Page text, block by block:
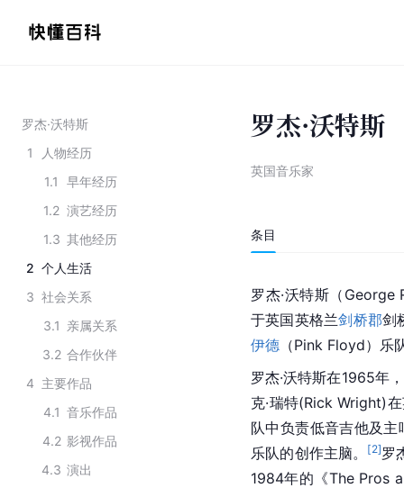
罗杰·沃特斯
1
人物经历
1.1
早年经历
1.2 演艺经历
1.3 其他经历
2 个人生活
3 社会关系
3.1 亲属关系
3.2 合作伙伴
4 主要作品
4.1 音乐作品
4.2 影视作品
4.3 演出
罗杰·沃特斯
英国音乐家
条目
罗杰·沃特斯（George
于英国英格兰剑桥郡剑
伊德 （Pink Floyd）乐
罗杰·沃特斯在1965年
克·瑞特(Rick Wright)
队中负责低音吉他及主
乐队的创作主脑。
[2]罗
1984年的《The Pros